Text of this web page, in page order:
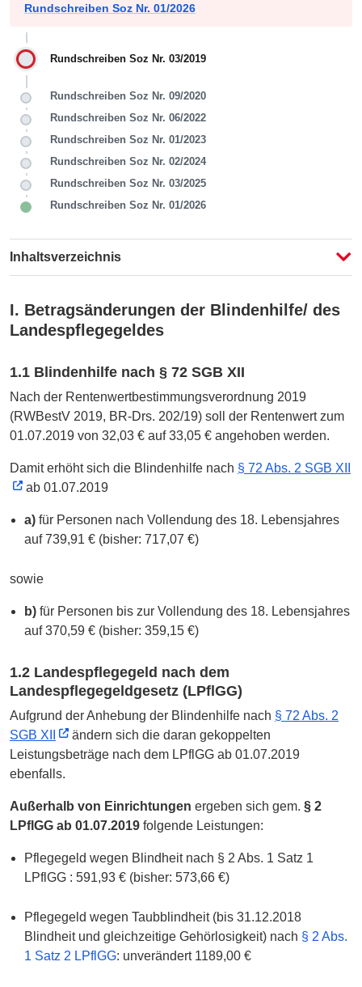
Rundschreiben Soz Nr. 01/2026
Rundschreiben Soz Nr. 03/2019
Rundschreiben Soz Nr. 09/2020
Rundschreiben Soz Nr. 06/2022
Rundschreiben Soz Nr. 01/2023
Rundschreiben Soz Nr. 02/2024
Rundschreiben Soz Nr. 03/2025
Rundschreiben Soz Nr. 01/2026
Inhaltsverzeichnis
I. Betragsänderungen der Blindenhilfe/ des
Landespflegegeldes
1.1 Blindenhilfe nach § 72 SGB XII
Nach der Rentenwertbestimmungsverordnung 2019
(RWBestV 2019, BR-Drs. 202/19) soll der Rentenwert zum
01.07.2019 von 32,03 € auf 33,05 € angehoben werden.
Damit erhöht sich die Blindenhilfe nach § 72 Abs. 2 SGB XII
ab 01.07.2019
a)für Personen nach Vollendung des 18. Lebensjahres
auf739,91 € (bisher: 717,07 €)
sowie
b)für Personen bis zur Vollendung des 18. Lebensjahres
auf370,59 € (bisher: 359,15 €)
1.2 Landespflegegeld nach dem
Landespflegegeldgesetz (LPflGG)
Aufgrund der Anhebung der Blindenhilfe nach § 72 Abs. 2
SGB XII
ändern sich die daran gekoppelten
Leistungsbeträge nach dem LPflGG ab 01.07.2019
ebenfalls.
Außerhalb von Einrichtungen ergeben sich gem. § 2
LPflGG ab 01.07.2019 folgende Leistungen:
Pflegegeld wegen Blindheit nach § 2 Abs. 1 Satz 1
LPflGG : 591,93 € (bisher: 573,66 €)
Pflegegeld wegen Taubblindheit (bis 31.12.2018
Blindheit und gleichzeitige Gehörlosigkeit) nach § 2 Abs.
1 Satz 2 LPflGG: unverändert 1189,00 €